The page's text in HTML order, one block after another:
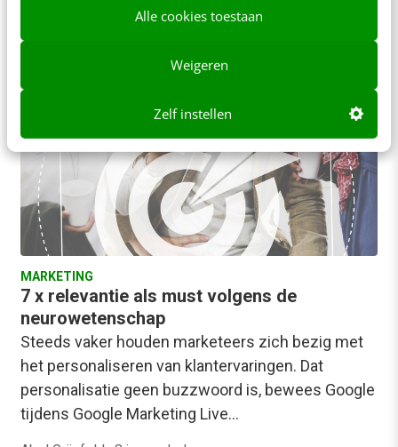
Alle cookies toestaan
Weigeren
Zelf instellen
Neologismen zijn eigenlijk net als orgasmes.
Soms komen ze snel. Soms komen ze
onverwachts. En iedereen praat erover. Misschien
7 jaar geleden
MARKETING
7 x relevantie als must volgens de
neurowetenschap
Steeds vaker houden marketeers zich bezig met
het personaliseren van klantervaringen. Dat
personalisatie geen buzzwoord is, bewees Google
tijdens Google Marketing Live…